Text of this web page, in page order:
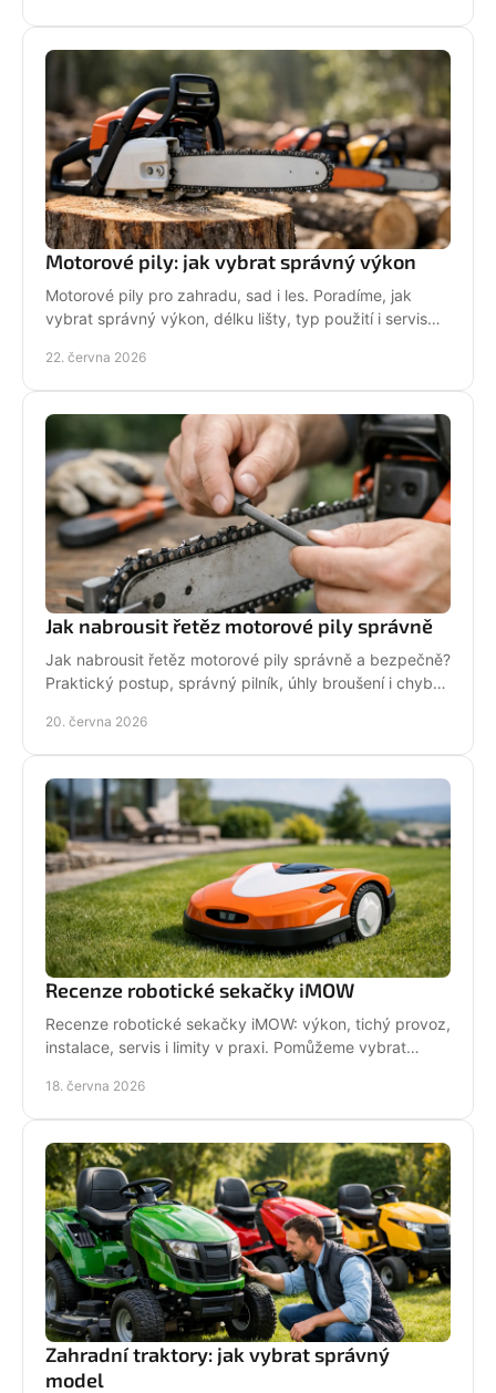
Motorové pily: jak vybrat správný výkon
Motorové pily pro zahradu, sad i les. Poradíme, jak
vybrat správný výkon, délku lišty, typ použití i servis
22. června 2026
Jak nabrousit řetěz motorové pily správně
Jak nabrousit řetěz motorové pily správně a bezpečně?
Praktický postup, správný pilník, úhly broušení i chyby,
20. června 2026
Recenze robotické sekačky iMOW
Recenze robotické sekačky iMOW: výkon, tichý provoz,
instalace, servis i limity v praxi. Pomůžeme vybrat
18. června 2026
Zahradní traktory: jak vybrat správný
model